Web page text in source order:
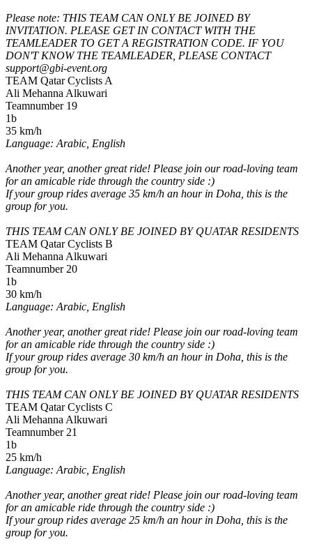
Please note: THIS TEAM CAN ONLY BE JOINED BY
INVITATION. PLEASE GET IN CONTACT WITH THE
TEAMLEADER TO GET A REGISTRATION CODE. IF YOU
DON'T KNOW THE TEAMLEADER, PLEASE CONTACT
support@gbi-event.org
TEAM Qatar Cyclists A
Ali Mehanna Alkuwari
Teamnumber 19
1b
35 km/h
Language: Arabic, English
Another year, another great ride! Please join our road-loving team
for an amicable ride through the country side :)
If your group rides average 35 km/h an hour in Doha, this is the
group for you.
THIS TEAM CAN ONLY BE JOINED BY QUATAR RESIDENTS
TEAM Qatar Cyclists B
Ali Mehanna Alkuwari
Teamnumber 20
1b
30 km/h
Language: Arabic, English
Another year, another great ride! Please join our road-loving team
for an amicable ride through the country side :)
If your group rides average 30 km/h an hour in Doha, this is the
group for you.
THIS TEAM CAN ONLY BE JOINED BY QUATAR RESIDENTS
TEAM Qatar Cyclists C
Ali Mehanna Alkuwari
Teamnumber 21
1b
25 km/h
Language: Arabic, English
Another year, another great ride! Please join our road-loving team
for an amicable ride through the country side :)
If your group rides average 25 km/h an hour in Doha, this is the
group for you.